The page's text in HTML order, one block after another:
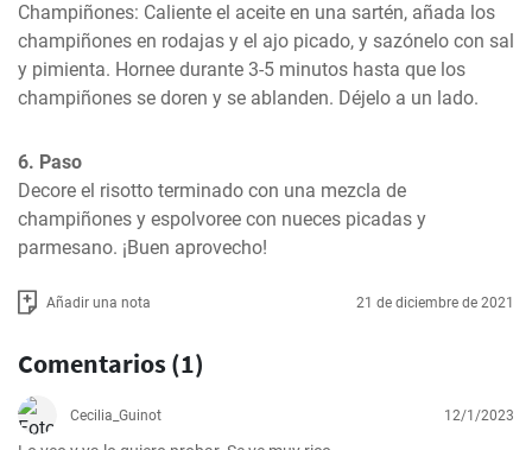
Champiñones: Caliente el aceite en una sartén, añada los
champiñones en rodajas y el ajo picado, y sazónelo con sal
y pimienta. Hornee durante 3-5 minutos hasta que los
champiñones se doren y se ablanden. Déjelo a un lado.
6. Paso
Decore el risotto terminado con una mezcla de
champiñones y espolvoree con nueces picadas y
parmesano. ¡Buen aprovecho!
Añadir una nota 21 de diciembre de 2021
Comentarios (1)
Cecilia_Guinot 12/1/2023